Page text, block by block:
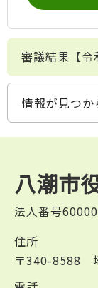
審議結果【令
情報が見つ
八潮市
法人番号
住所
〒340-8588